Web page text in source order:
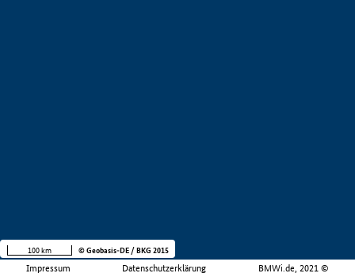
Impressum Datenschutzerklärung BMWi.de, 2021 ©
100 km © Geobasis-DE / BKG 2015